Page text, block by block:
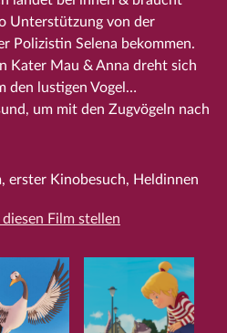
Unterstützung von der
Polizistin Selena bekommen.
Kater Mau & Anna dreht sich
den lustigen Vogel…
um mit den Zugvögeln nach
erster Kinobesuch, Heldinnen
Film stellen